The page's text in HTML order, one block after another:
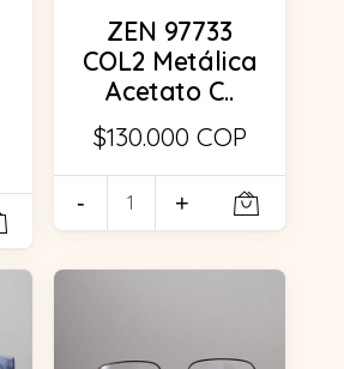
ZEN 97733
COL2 Metálica
Acetato C..
$130.000 COP
- +